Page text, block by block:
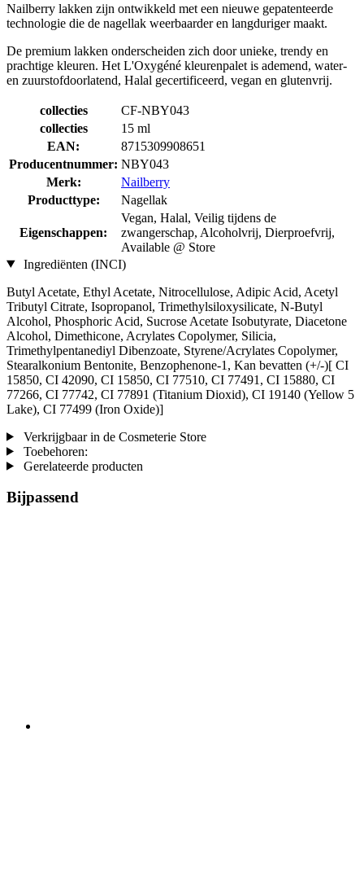
Nailberry lakken zijn ontwikkeld met een nieuwe gepatenteerde
technologie die de nagellak weerbaarder en langduriger maakt.
De premium lakken onderscheiden zich door unieke, trendy en
prachtige kleuren. Het L'Oxygéné kleurenpalet is ademend, water-
en zuurstofdoorlatend, Halal gecertificeerd, vegan en glutenvrij.
collecties
CF-NBY043
collecties
15 ml
EAN:
8715309908651
Producentnummer: NBY043
Merk:
Nailberry
Producttype:
Nagellak
Eigenschappen:
Vegan, Halal, Veilig tijdens de
zwangerschap, Alcoholvrij, Dierproefvrij,
Available @ Store
Ingrediënten (INCI)
Butyl Acetate, Ethyl Acetate, Nitrocellulose, Adipic Acid, Acetyl
Tributyl Citrate, Isopropanol, Trimethylsiloxysilicate, N-Butyl
Alcohol, Phosphoric Acid, Sucrose Acetate Isobutyrate, Diacetone
Alcohol, Dimethicone, Acrylates Copolymer, Silicia,
Trimethylpentanediyl Dibenzoate, Styrene/Acrylates Copolymer,
Stearalkonium Bentonite, Benzophenone-1, Kan bevatten (+/-)[ CI
15850, CI 42090, CI 15850, CI 77510, CI 77491, CI 15880, CI
77266, CI 77742, CI 77891 (Titanium Dioxid), CI 19140 (Yellow 5
Lake), CI 77499 (Iron Oxide)]
Verkrijgbaar in de Cosmeterie Store
Toebehoren:
Gerelateerde producten
Bijpassend